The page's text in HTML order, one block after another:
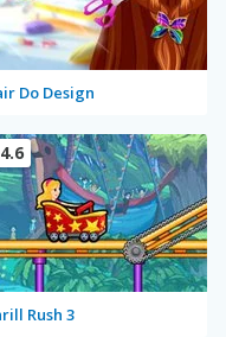
Do Design
Rush 3
4.6